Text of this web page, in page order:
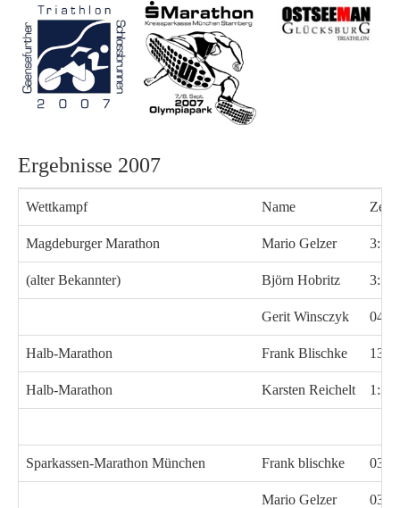
Ergebnisse 2007
Wettkampf Name Zeit
Magdeburger Marathon Mario Gelzer
(alter Bekannter) Björn Hobritz
Gerit Winsczyk
Halb-Marathon Frank Blischke
Halb-Marathon Karsten Reichelt
Sparkassen-Marathon München Frank blischke
Mario Gelzer